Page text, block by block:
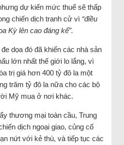
dự kiến mức thuế sẽ thấp
chiến dịch tranh cử vì “điều
Kỳ lên cao đáng kể”.
dọa đó đã khiến các nhà sản
lớn nhất thế giới lo lắng, vì
trị giá hơn 400 tỷ đô la một
trăm tỷ đô la nữa cho các bộ
Mỹ mua ở nơi khác.
thương mại toàn cầu, Trung
dịch ngoại giao, củng cố
nứt với kẻ thù, và tiếp tục các